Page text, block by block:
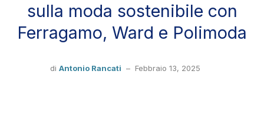
sulla moda sostenibile con
Ferragamo, Ward e Polimoda
di Antonio Rancati – Febbraio 13, 2025